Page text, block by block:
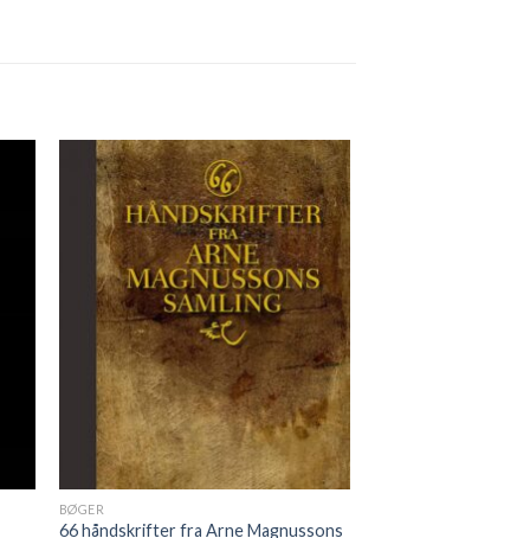
BØGER
66 håndskrifter fra Arne Magnussons